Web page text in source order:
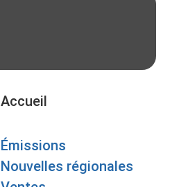
Accueil
Émissions
Nouvelles régionales